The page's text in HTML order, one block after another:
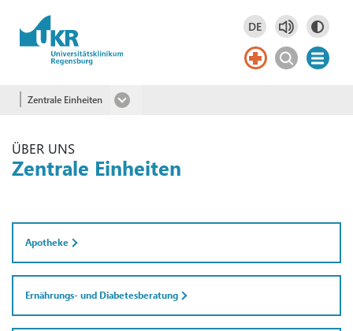
Springe zum Hauptinhalt DE
Deutsch
DE
Zentrale Einheiten
ÜBER UNS
Zentrale Einheiten
Apotheke
Ernährungs- und Diabetesberatung